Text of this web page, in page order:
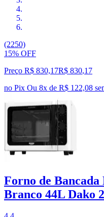
(2250)
15% OFF
Preço R$ 830,17R$ 830,17
no Pix Ou 8x de R$ 122,08
Forno de
Branco 44L Dako